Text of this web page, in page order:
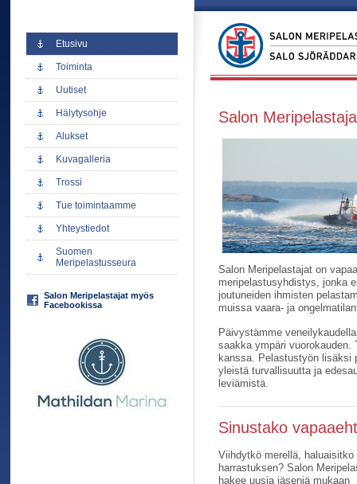
Etusivu
Toiminta
Uutiset
Hälytysohje
Alukset
Kuvagalleria
Trossi
Tue toimintaamme
Yhteystiedot
Suomen
Meripelastusseura
Salon Meripelastajat myös
Facebookissa
Salon
Salon Meripelastajat on
meripelastusyhdistys, jonka
joutuneiden ihmisten
muissa vaara- ja
Päivystämme
saakka ympäri vuorokauden.
kanssa. Pelastustyön lisäksi
yleistä turvallisuutta ja
leviämistä.
Sinustako
Viihdytkö merellä, haluaisitko
harrastuksen? Salon
hakee uusia jäseniä mukaan